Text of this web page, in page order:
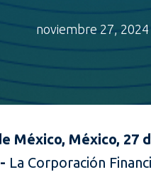
noviembre 27, 2024
México, México, 27
La Corporación